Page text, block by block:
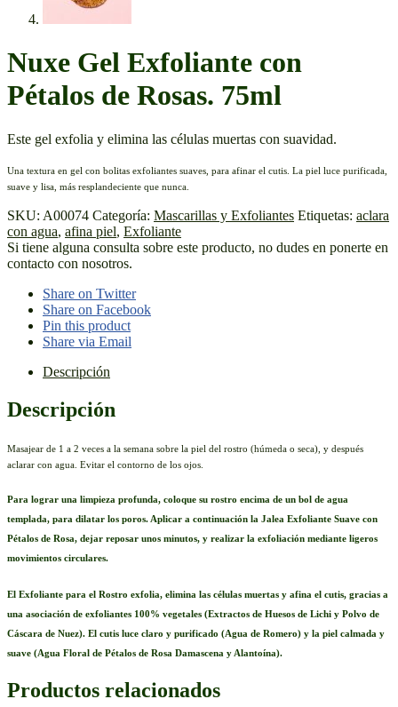
Nuxe Gel Exfoliante con
Pétalos de Rosas. 75ml
Este gel exfolia y elimina las células muertas con suavidad.
Una textura en gel con bolitas exfoliantes suaves, para afinar el cutis. La piel luce purificada,
suave y lisa, más resplandeciente que nunca.
SKU: A00074 Categoría: Mascarillas y Exfoliantes Etiquetas: aclara
con agua, afina piel, Exfoliante
Si tiene alguna consulta sobre este producto, no dudes en ponerte en
contacto con nosotros.
Share on Twitter
Share on Facebook
Pin this product
Share via Email
Descripción
Descripción
Masajear de 1 a 2 veces a la semana sobre la piel del rostro (húmeda o seca), y después
aclarar con agua. Evitar el contorno de los ojos.
Para lograr una limpieza profunda, coloque su rostro encima de un bol de agua
templada, para dilatar los poros. Aplicar a continuación la Jalea Exfoliante Suave con
Pétalos de Rosa, dejar reposar unos minutos, y realizar la exfoliación mediante ligeros
movimientos circulares.
El Exfoliante para el Rostro exfolia, elimina las células muertas y afina el cutis, gracias a
una asociación de exfoliantes 100% vegetales (Extractos de Huesos de Lichi y Polvo de
Cáscara de Nuez). El cutis luce claro y purificado (Agua de Romero) y la piel calmada y
suave (Agua Floral de Pétalos de Rosa Damascena y Alantoína).
Productos relacionados